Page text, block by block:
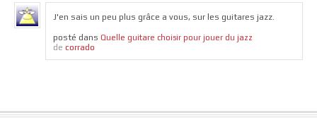
J'en sais un peu plus grâce a vous, sur les guitares jazz.
posté dans Quelle guitare choisir pour jouer du jazz
de corrado